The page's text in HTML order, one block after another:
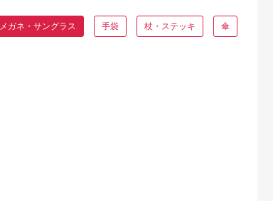
メガネ・サングラス 手袋 杖・ステッキ 傘